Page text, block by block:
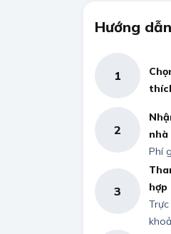
Hướng
1
2
nhà
Phí
3
hợp